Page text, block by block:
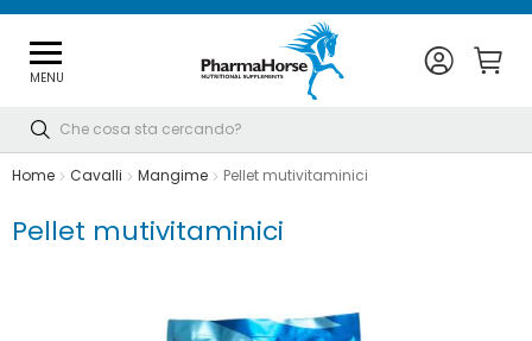
MENU
Cerca
Home Cavalli Mangime Pellet mutivitaminici
Pellet mutivitaminici